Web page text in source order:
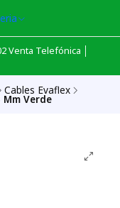
Venta Telefónica │
Cables Evaflex
Mm Verde